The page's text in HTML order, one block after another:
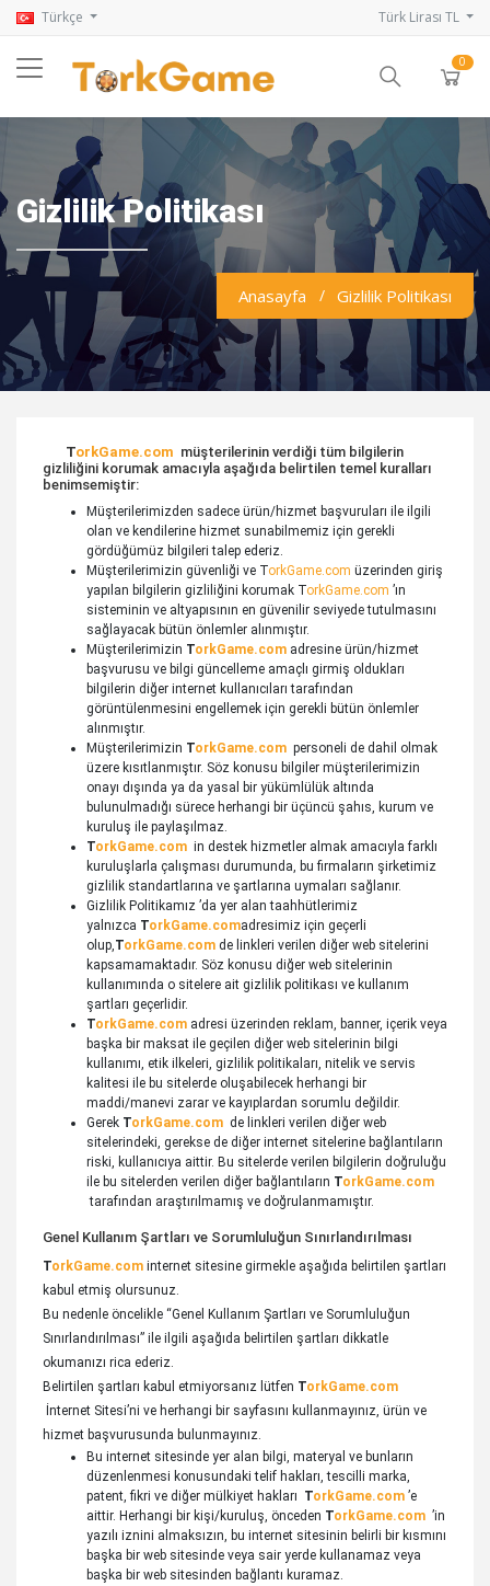
Türkçe Türk Lirası TL
0
Gizlilik Politikası
Anasayfa Gizlilik Politikası
TorkGame.com müşterilerinin verdiği tüm bilgilerin
gizliliğini korumak amacıyla aşağıda belirtilen temel kuralları
benimsemiştir:
Müşterilerimizden sadece ürün/hizmet başvuruları ile ilgili
olan ve kendilerine hizmet sunabilmemiz için gerekli
gördüğümüz bilgileri talep ederiz.
Müşterilerimizin güvenliği ve TorkGame.com üzerinden giriş
yapılan bilgilerin gizliliğini korumak TorkGame.com ’ın
sisteminin ve altyapısının en güvenilir seviyede tutulmasını
sağlayacak bütün önlemler alınmıştır.
Müşterilerimizin TorkGame.com adresine ürün/hizmet
başvurusu ve bilgi güncelleme amaçlı girmiş oldukları
bilgilerin diğer internet kullanıcıları tarafından
görüntülenmesini engellemek için gerekli bütün önlemler
alınmıştır.
Müşterilerimizin TorkGame.com personeli de dahil olmak
üzere kısıtlanmıştır. Söz konusu bilgiler müşterilerimizin
onayı dışında ya da yasal bir yükümlülük altında
bulunulmadığı sürece herhangi bir üçüncü şahıs, kurum ve
kuruluş ile paylaşılmaz.
TorkGame.com in destek hizmetler almak amacıyla farklı
kuruluşlarla çalışması durumunda, bu firmaların şirketimiz
gizlilik standartlarına ve şartlarına uymaları sağlanır.
Gizlilik Politikamız ’da yer alan taahhütlerimiz
yalnızca TorkGame.comadresimiz için geçerli
olup,TorkGame.com de linkleri verilen diğer web sitelerini
kapsamamaktadır. Söz konusu diğer web sitelerinin
kullanımında o sitelere ait gizlilik politikası ve kullanım
şartları geçerlidir.
TorkGame.com adresi üzerinden reklam, banner, içerik veya
başka bir maksat ile geçilen diğer web sitelerinin bilgi
kullanımı, etik ilkeleri, gizlilik politikaları, nitelik ve servis
kalitesi ile bu sitelerde oluşabilecek herhangi bir
maddi/manevi zarar ve kayıplardan sorumlu değildir.
Gerek TorkGame.com de linkleri verilen diğer web
sitelerindeki, gerekse de diğer internet sitelerine bağlantıların
riski, kullanıcıya aittir. Bu sitelerde verilen bilgilerin doğruluğu
ile bu sitelerden verilen diğer bağlantıların TorkGame.com
tarafından araştırılmamış ve doğrulanmamıştır.
Genel Kullanım Şartları ve Sorumluluğun Sınırlandırılması
TorkGame.com internet sitesine girmekle aşağıda belirtilen şartları
kabul etmiş olursunuz.
Bu nedenle öncelikle “Genel Kullanım Şartları ve Sorumluluğun
Sınırlandırılması” ile ilgili aşağıda belirtilen şartları dikkatle
okumanızı rica ederiz.
Belirtilen şartları kabul etmiyorsanız lütfen TorkGame.com
İnternet Sitesi’ni ve herhangi bir sayfasını kullanmayınız, ürün ve
hizmet başvurusunda bulunmayınız.
Bu internet sitesinde yer alan bilgi, materyal ve bunların
düzenlenmesi konusundaki telif hakları, tescilli marka,
patent, fikri ve diğer mülkiyet hakları TorkGame.com ’e
aittir. Herhangi bir kişi/kuruluş, önceden TorkGame.com ’in
yazılı iznini almaksızın, bu internet sitesinin belirli bir kısmını
başka bir web sitesinde veya sair yerde kullanamaz veya
başka bir web sitesinden bağlantı kuramaz.